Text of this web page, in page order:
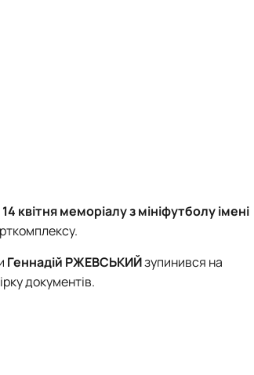
14 квітнямеморіалу з мініфутболу імені
Геннадій РЖЕВСЬКИЙзупинився на
документів.